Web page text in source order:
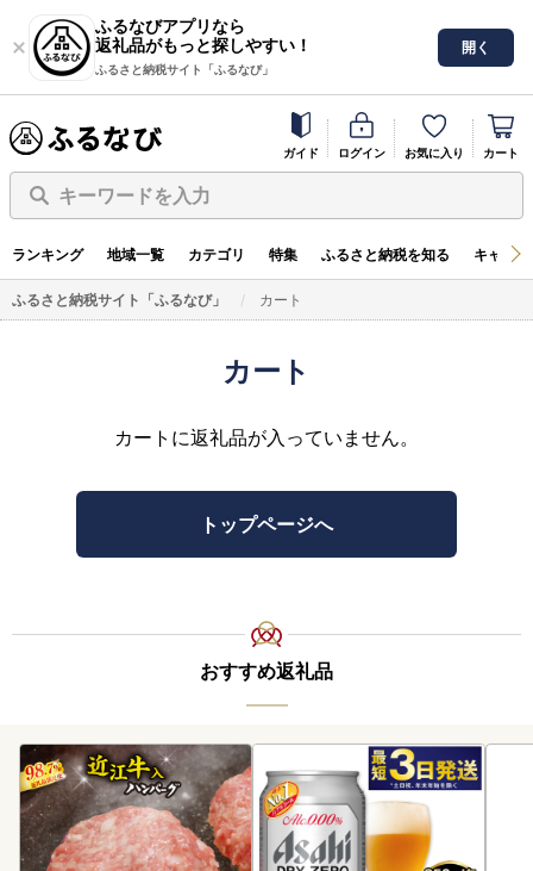
ふるなびアプリなら
返礼品がもっと探しやすい！
ふるさと納税サイト「ふるなび」
開く
ガイド ログイン お気に入り カート
キーワードを入力
ランキング 地域一覧 カテゴリ 特集 ふるさと納税を知る キャン
ふるさと納税サイト「ふるなび」 カート
カート
カートに返礼品が入っていません。
トップページへ
おすすめ返礼品